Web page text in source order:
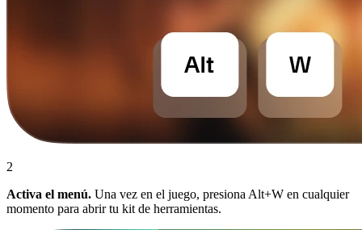
2
Activa el menú. Una vez en el juego, presiona Alt+W en cualquier
momento para abrir tu kit de herramientas.